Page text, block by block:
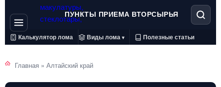
ПУНКТЫ ПРИЕМА ВТОРСЫРЬЯ
Калькулятор лома Виды лома ▾ Полезные статьи
Главная » Алтайский край